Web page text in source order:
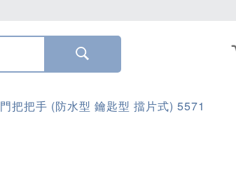
門把把手 (防水型 鑰匙型 擋片式) 5571